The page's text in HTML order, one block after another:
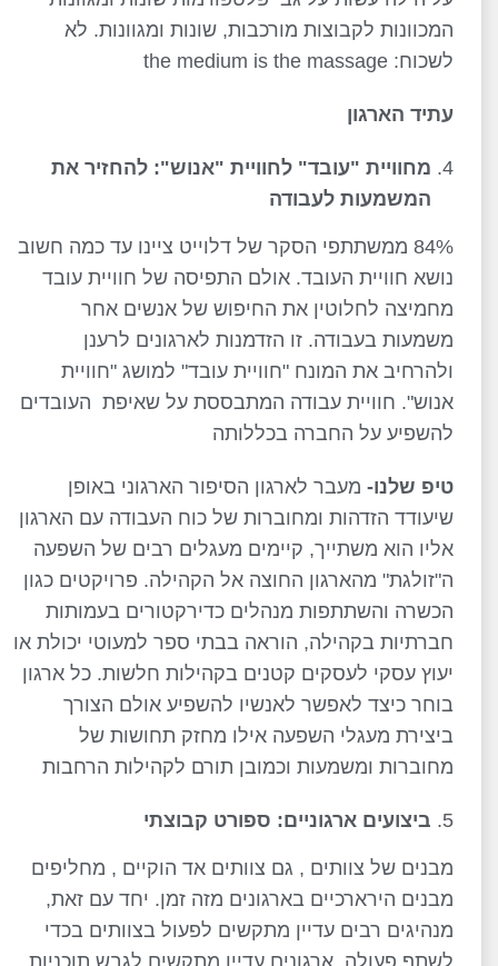
המכוונות לקבוצות מורכבות, שונות ומגוונות. לא
לשכוח: the medium is the massage
עתיד הארגון
מחוויית "עובד" לחוויית "אנוש": להחזיר את
המשמעות לעבודה
84% ממשתתפי הסקר של דלוייט ציינו עד כמה חשוב
נושא חוויית העובד. אולם התפיסה של חוויית עובד
מחמיצה לחלוטין את החיפוש של אנשים אחר
משמעות בעבודה. זו הזדמנות לארגונים לרענן
ולהרחיב את המונח "חוויית עובד" למושג "חוויית
אנוש". חוויית עבודה המתבססת על שאיפת העובדים
להשפיע על החברה בכללותה
טיפ שלנו-מעבר לארגון הסיפור הארגוני באופן
שיעודד הזדהות ומחוברות של כוח העבודה עם הארגון
אליו הוא משתייך, קיימים מעגלים רבים של השפעה
ה"זולגת" מהארגון החוצה אל הקהילה. פרויקטים כגון
הכשרה והשתתפות מנהלים כדירקטורים בעמותות
חברתיות בקהילה, הוראה בבתי ספר למעוטי יכולת או
יעוץ עסקי לעסקים קטנים בקהילות חלשות. כל ארגון
בוחר כיצד לאפשר לאנשיו להשפיע אולם הצורך
ביצירת מעגלי השפעה אילו מחזק תחושות של
מחוברות ומשמעות וכמובן תורם לקהילות הרחבות
ביצועים ארגוניים: ספורט קבוצתי
מבנים של צוותים , גם צוותים אד הוקיים , מחליפים
מבנים הירארכיים בארגונים מזה זמן. יחד עם זאת,
מנהיגים רבים עדיין מתקשים לפעול בצוותים בכדי